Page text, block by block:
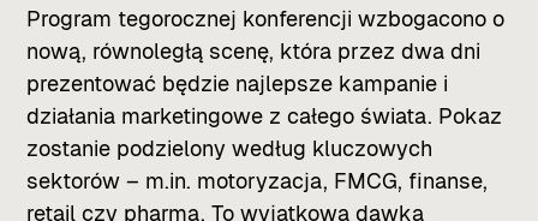
Program tegorocznej konferencji wzbogacono o
nową, równoległą scenę, która przez dwa dni
prezentować będzie najlepsze kampanie i
działania marketingowe z całego świata. Pokaz
zostanie podzielony według kluczowych
sektorów – m.in. motoryzacja, FMCG, finanse,
retail czy pharma. To wyjątkowa dawka